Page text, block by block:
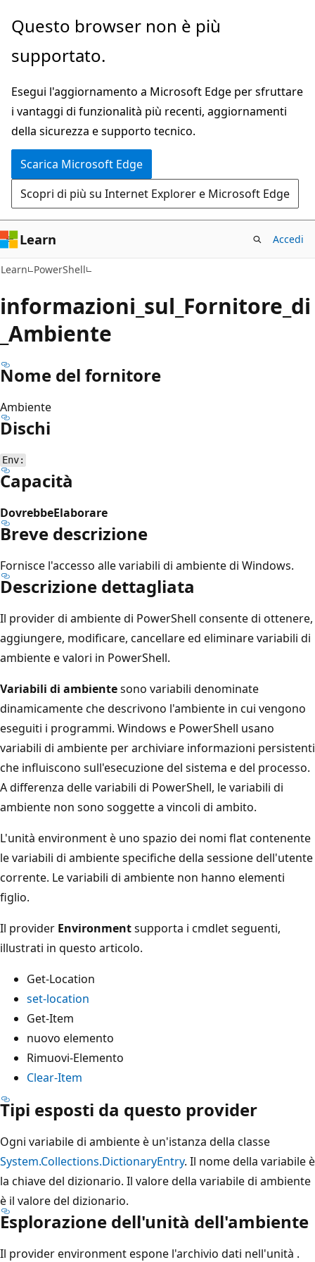
Ignora
passa
contenuto
principale
Questo browser non è più
supportato.
Esegui l'aggiornamento a Microsoft Edge per sfruttare
i vantaggi di funzionalità più recenti, aggiornamenti
della sicurezza e supporto tecnico.
Scarica Microsoft Edge
Scopri di più su Internet Explorer e Microsoft Edge
Learn Accedi
Learn PowerShell
informazioni_sul_Fornitore_di
_Ambiente
Nome del fornitore
Ambiente
Dischi
Env:
Capacità
DovrebbeElaborare
Breve descrizione
Fornisce l'accesso alle variabili di ambiente di Windows.
Descrizione dettagliata
Il provider di ambiente di PowerShell consente di ottenere,
aggiungere, modificare, cancellare ed eliminare variabili di
ambiente e valori in PowerShell.
Variabili di ambientesono variabili denominate
dinamicamente che descrivono l'ambiente in cui vengono
eseguiti i programmi. Windows e PowerShell usano
variabili di ambiente per archiviare informazioni persistenti
che influiscono sull'esecuzione del sistema e del processo.
A differenza delle variabili di PowerShell, le variabili di
ambiente non sono soggette a vincoli di ambito.
L'unità environmentè uno spazio dei nomi flat contenente
le variabili di ambiente specifiche della sessione dell'utente
corrente. Le variabili di ambiente non hanno elementi
figlio.
Il provider Environmentsupporta i cmdlet seguenti,
illustrati in questo articolo.
Get-Location
set-location
Get-Item
nuovo elemento
Rimuovi-Elemento
Clear-Item
Tipi esposti da questo provider
Ogni variabile di ambiente è un'istanza della classe
System.Collections.DictionaryEntry. Il nome della variabile è
la chiave del dizionario. Il valore della variabile di ambiente
è il valore del dizionario.
Esplorazione dell'unità dell'ambiente
Il provider environmentespone l'archivio dati nell'unità .